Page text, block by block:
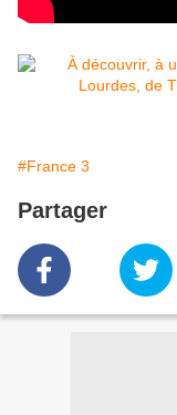
#France 3
Partager